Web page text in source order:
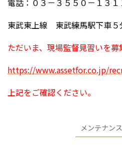
電話：０３－３５５０－１３
東武東上線 東武練馬駅下車５
ただいま、現場監督見習いを募
https://www.assetfor.co.jp/
上記をご確認ください。
メンテナン